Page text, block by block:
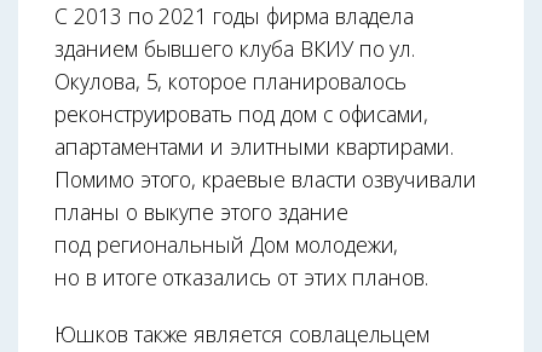
С 2013 по 2021 годы фирма владела
зданием бывшего клуба ВКИУ по ул.
Окулова, 5, которое планировалось
реконструировать под дом с офисами,
апартаментами и элитными квартирами.
Помимо этого, краевые власти озвучивали
планы о выкупе этого здание
под региональный Дом молодежи,
но в итоге отказались от этих планов.
Юшков также является совлацельцем